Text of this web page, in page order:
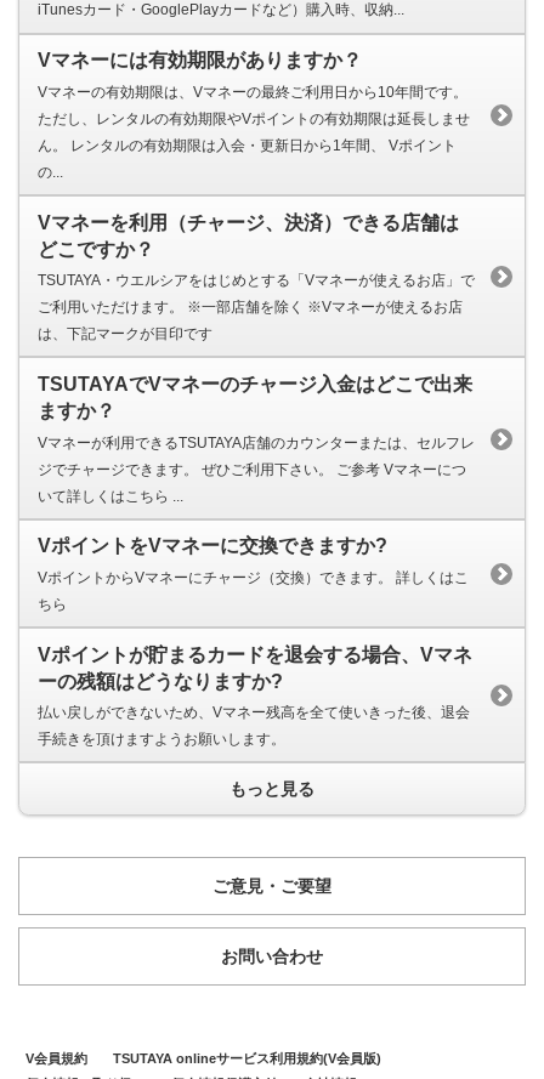
iTunesカード・GooglePlayカードなど）購入時、収納...
Vマネーには有効期限がありますか？
Vマネーの有効期限は、Vマネーの最終ご利用日から10年間です。
ただし、レンタルの有効期限やVポイントの有効期限は延長しませ
ん。 レンタルの有効期限は入会・更新日から1年間、 Vポイント
の...
Vマネーを利用（チャージ、決済）できる店舗は
どこですか？
TSUTAYA・ウエルシアをはじめとする「Vマネーが使えるお店」で
ご利用いただけます。 ※一部店舗を除く ※Vマネーが使えるお店
は、下記マークが目印です
TSUTAYAでVマネーのチャージ入金はどこで出来
ますか？
Vマネーが利用できるTSUTAYA店舗のカウンターまたは、セルフレ
ジでチャージできます。 ぜひご利用下さい。 ご参考 Vマネーにつ
いて詳しくはこちら ...
VポイントをVマネーに交換できますか?
VポイントからVマネーにチャージ（交換）できます。 詳しくはこ
ちら
Vポイントが貯まるカードを退会する場合、Vマネ
ーの残額はどうなりますか?
払い戻しができないため、Vマネー残高を全て使いきった後、退会
手続きを頂けますようお願いします。
もっと見る
ご意見・ご要望
お問い合わせ
V会員規約
TSUTAYA onlineサービス利用規約(V会員版)